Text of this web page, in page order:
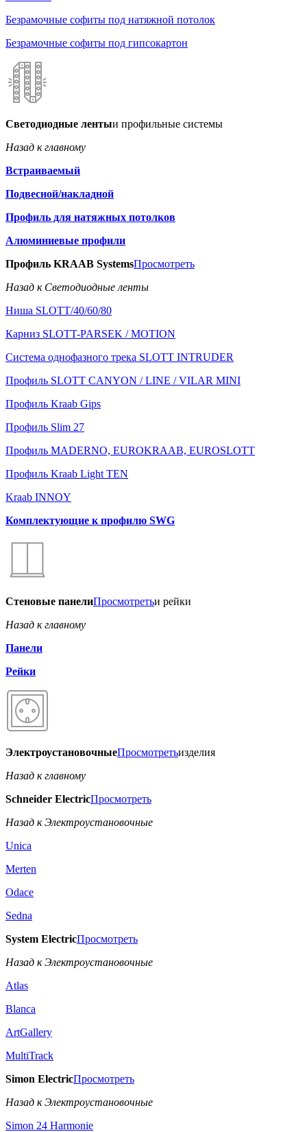
Безрамочные софиты под натяжной потолок
Безрамочные софиты под гипсокартон
Светодиодные лентыи профильные системы
Назад к главному
Встраиваемый
Подвесной/накладной
Профиль для натяжных потолков
Алюминиевые профили
Профиль KRAAB SystemsПросмотреть
Назад к Светодиодные ленты
Ниша SLOTT/40/60/80
Карниз SLOTT-PARSEK / MOTION
Система однофазного трека SLOTT INTRUDER
Профиль SLOTT CANYON / LINE / VILAR MINI
Профиль Kraab Gips
Профиль Slim 27
Профиль MADERNO, EUROKRAAB, EUROSLOTT
Профиль Kraab Light TEN
Kraab INNOY
Комплектующие к профилю SWG
Стеновые панелиПросмотретьи рейки
Назад к главному
Панели
Рейки
ЭлектроустановочныеПросмотретьизделия
Назад к главному
Schneider ElectricПросмотреть
Назад к Электроустановочные
Unica
Merten
Odace
Sedna
System ElectricПросмотреть
Назад к Электроустановочные
Atlas
Blanca
ArtGallery
MultiTrack
Simon ElectricПросмотреть
Назад к Электроустановочные
Simon 24 Harmonie